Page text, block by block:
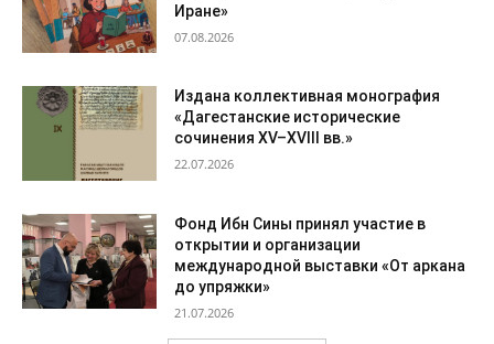
Иране»
07.08.2026
Издана коллективная монография
«Дагестанские исторические
сочинения XV–XVIII вв.»
22.07.2026
Фонд Ибн Сины принял участие в
открытии и организации
международной выставки «От аркана
до упряжки»
21.07.2026